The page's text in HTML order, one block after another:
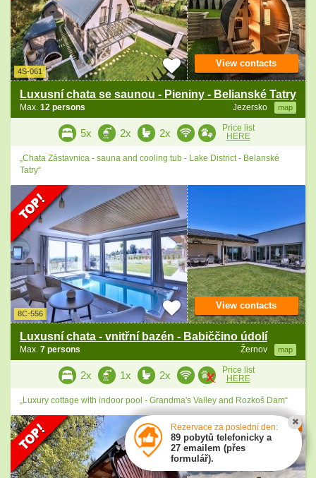
4S-061
Luxusní chata se saunou - Pieniny - Belianské Tatry
Jezersko map
Max. 12 persons
View contacts
5x 2x 2x
Price list
HERE
„Chata Zástavnica - sauna and cooling tub - Lake District - Belanské
Tatry“
8C-556
Luxusní chata - vnitřní bazén - Babiččino údolí
Žernov map
Max. 7 persons
View contacts
2x 1x 2x
Price list
HERE
„Luxury cottage with indoor pool - Grandma's Valley and Rozkoš Dam“
10
2 ratings
Rezervace za poslední den:
89 pobytů telefonicky a
27 emailem (přes
formulář).